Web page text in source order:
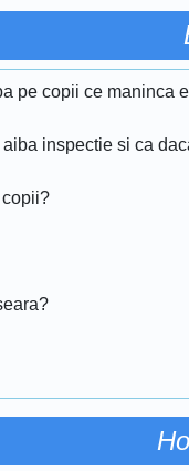
pe copii ce maninca
inspectie si ca
copii?